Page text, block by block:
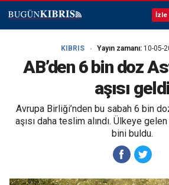
İzle
KIBRIS Yayın zamanı: 10-05-
AB’den 6 bin doz
aşısı geldi
Avrupa Birliği’nden bu sabah 6 bin
aşısı daha teslim alındı. Ülkeye
bini buldu.